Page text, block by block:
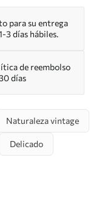
para su entrega
3 días hábiles.
de reembolso
días
Naturaleza vintage
Delicado